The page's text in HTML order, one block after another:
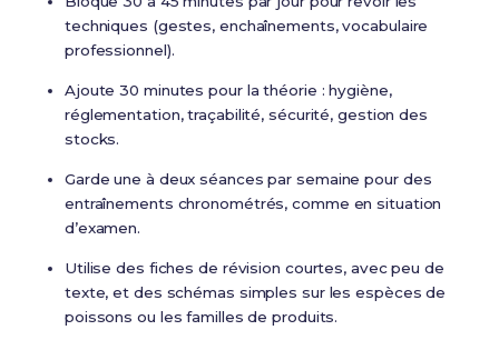
techniques (gestes, enchaînements, vocabulaire
professionnel).
Ajoute 30 minutes pour la théorie : hygiène,
réglementation, traçabilité, sécurité, gestion des
stocks.
Garde une à deux séances par semaine pour des
entraînements chronométrés, comme en situation
d’examen.
Utilise des fiches de révision courtes, avec peu de
texte, et des schémas simples sur les espèces de
poissons ou les familles de produits.